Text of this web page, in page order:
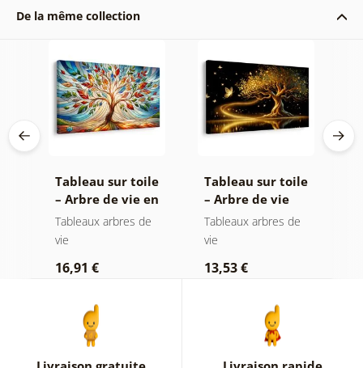
De la même collection
Tableau sur toile
– Arbre de vie en
vitrail coloré
Tableaux arbres de
vie
16,91 €
Tableau sur toile
– Arbre de vie
magie dorée
Tableaux arbres de
vie
13,53 €